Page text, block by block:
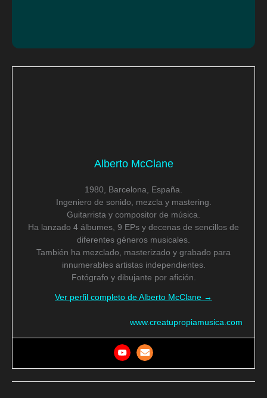
Alberto McClane
1980, Barcelona, España.
Ingeniero de sonido, mezcla y mastering.
Guitarrista y compositor de música.
Ha lanzado 4 álbumes, 9 EPs y decenas de sencillos de
diferentes géneros musicales.
También ha mezclado, masterizado y grabado para
innumerables artistas independientes.
Fotógrafo y dibujante por afición.
Ver perfil completo de Alberto McClane →
www.creatupropiamusica.com